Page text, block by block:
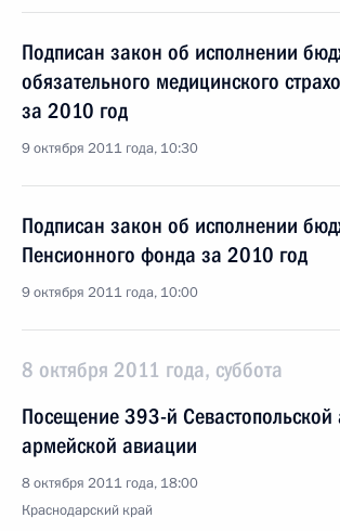
Подписан закон об исполнении
обязательного медицинского
за 2010 год
9 октября 2011 года, 10:30
Подписан закон об исполнении
Пенсионного фонда за 2010 год
9 октября 2011 года, 10:00
8 октября 2011 года, суббота
Посещение 393-й
армейской авиации
8 октября 2011 года, 18:00
Краснодарский край